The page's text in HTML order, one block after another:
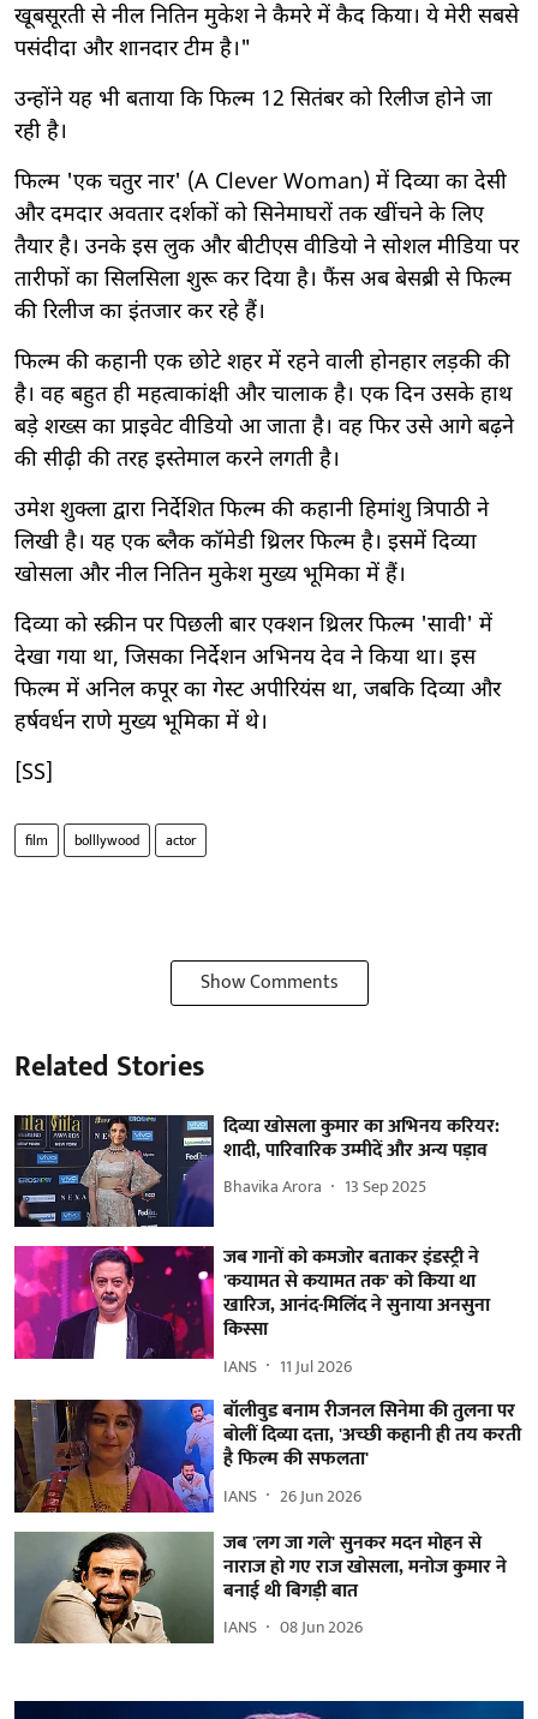
खूबसूरती से नील नितिन मुकेश ने कैमरे में कैद किया। ये मेरी सबसे
पसंदीदा और शानदार टीम है।"
उन्होंने यह भी बताया कि फिल्म 12 सितंबर को रिलीज होने जा
रही है।
फिल्म 'एक चतुर नार' (A Clever Woman) में दिव्या का देसी
और दमदार अवतार दर्शकों को सिनेमाघरों तक खींचने के लिए
तैयार है। उनके इस लुक और बीटीएस वीडियो ने सोशल मीडिया पर
तारीफों का सिलसिला शुरू कर दिया है। फैंस अब बेसब्री से फिल्म
की रिलीज का इंतजार कर रहे हैं।
फिल्म की कहानी एक छोटे शहर में रहने वाली होनहार लड़की की
है। वह बहुत ही महत्वाकांक्षी और चालाक है। एक दिन उसके हाथ
बड़े शख्स का प्राइवेट वीडियो आ जाता है। वह फिर उसे आगे बढ़ने
की सीढ़ी की तरह इस्तेमाल करने लगती है।
उमेश शुक्ला द्वारा निर्देशित फिल्म की कहानी हिमांशु त्रिपाठी ने
लिखी है। यह एक ब्लैक कॉमेडी थ्रिलर फिल्म है। इसमें दिव्या
खोसला और नील नितिन मुकेश मुख्य भूमिका में हैं।
दिव्या को स्क्रीन पर पिछली बार एक्शन थ्रिलर फिल्म 'सावी' में
देखा गया था, जिसका निर्देशन अभिनय देव ने किया था। इस
फिल्म में अनिल कपूर का गेस्ट अपीरियंस था, जबकि दिव्या और
हर्षवर्धन राणे मुख्य भूमिका में थे।
[SS]
film bolllywood actor
Show Comments
Related Stories
दिव्या खोसला कुमार का अभिनय करियर:
शादी, पारिवारिक उम्मीदें और अन्य पड़ाव
Bhavika Arora 13 Sep 2025
जब गानों को कमजोर बताकर इंडस्ट्री ने
'कयामत से कयामत तक' को किया था
खारिज, आनंद-मिलिंद ने सुनाया अनसुना
किस्सा
IANS 11 Jul 2026
बॉलीवुड बनाम रीजनल सिनेमा की तुलना पर
बोलीं दिव्या दत्ता, 'अच्छी कहानी ही तय करती
है फिल्म की सफलता'
IANS 26 Jun 2026
जब 'लग जा गले' सुनकर मदन मोहन से
नाराज हो गए राज खोसला, मनोज कुमार ने
बनाई थी बिगड़ी बात
IANS 08 Jun 2026